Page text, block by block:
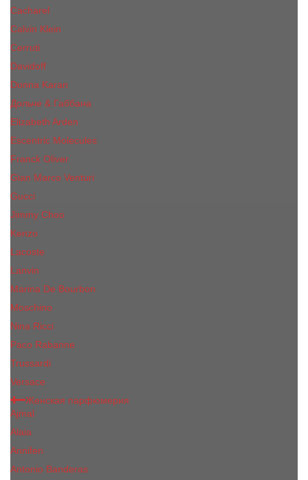
Cacharel
Calvin Klein
Cerruti
Davidoff
Donna Karan
Дольче & Габбана
Elizabeth Arden
Escentric Molecules
Franck Oliver
Gian Marco Venturi
Gucci
Jimmy Choo
Kenzo
Lacoste
Lanvin
Marina De Bourbon
Moschino
Nina Ricci
Paco Rabanne
Trussardi
Versace
Женская парфюмерия
Ajmal
Alaia
Annifen
Antonio Banderas